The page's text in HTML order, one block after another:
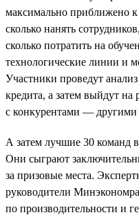
максимально приближено к
сколько нанять
сколько потратить на
технологические линии и
Участники проведут
кредита, а затем выйдут на
с конкурентами — другими
А затем лучшие 30 команд
Они сыграют
за призовые места.
руководители
по производительности и